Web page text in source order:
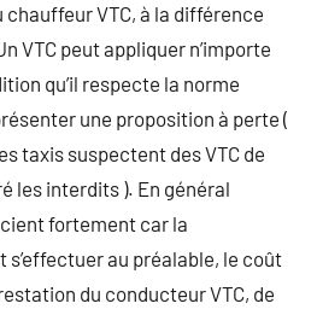
VTC, à la différence
VTC peut appliquer n’importe
qu’il respecte la norme
une proposition à perte (
taxis suspectent des VTC de
les interdits ). En général
fortement car la
s’effectuer au préalable, le coût
du conducteur VTC, de